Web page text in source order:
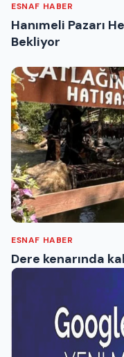
ESNAF HABER
Hanımeli Pazarı
Bekliyor
ESNAF HABER
Dere kenarında